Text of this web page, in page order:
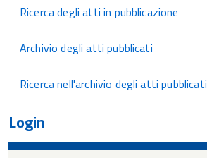
Ricerca degli atti in pubblicazione
Archivio degli atti pubblicati
Ricerca nell'archivio degli atti pubblicati
Login